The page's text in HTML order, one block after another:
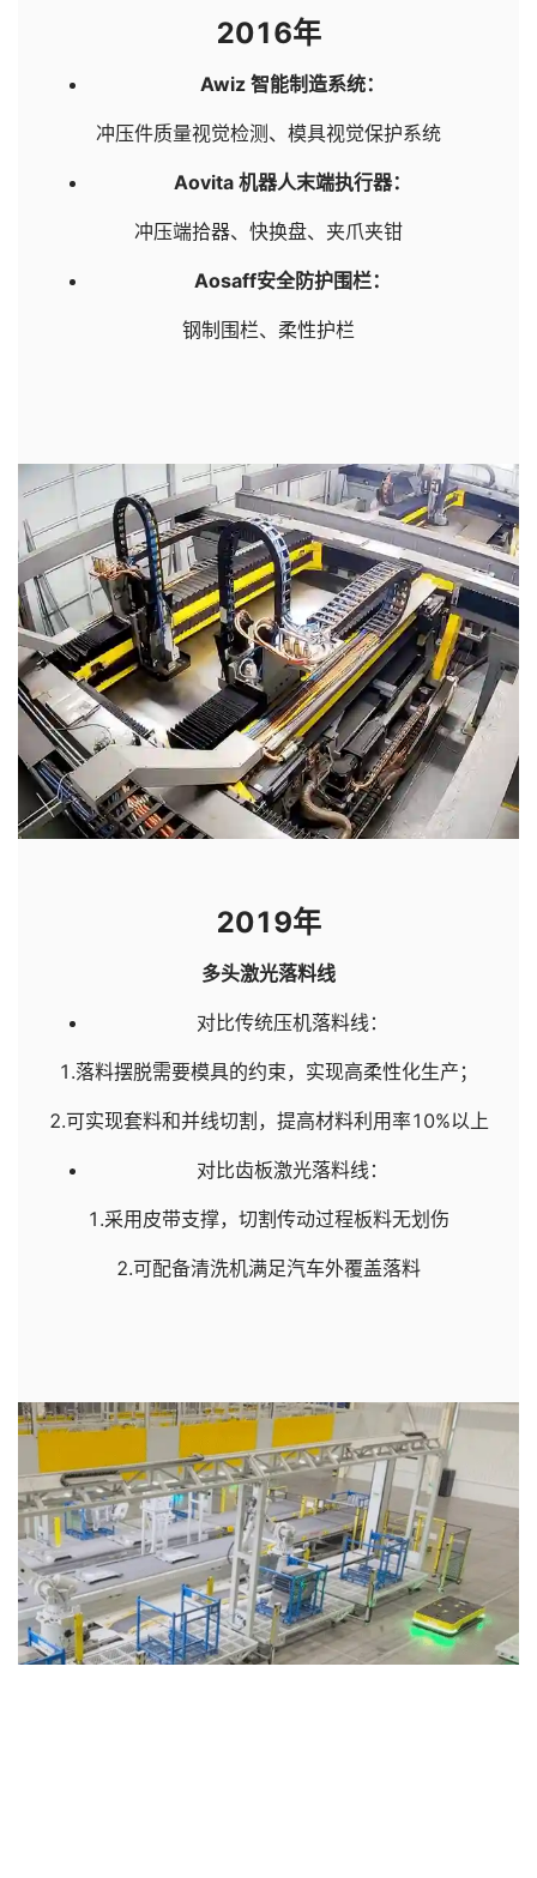
2016年
Awiz 智能制造系统：
冲压件质量视觉检测、模具视觉保护系统
Aovita 机器人末端执行器：
冲压端拾器、快换盘、夹爪夹钳
Aosaff安全防护围栏：
钢制围栏、柔性护栏
2019年
多头激光落料线
对比传统压机落料线：
1.落料摆脱需要模具的约束，实现高柔性化生产；
2.可实现套料和并线切割，提高材料利用率10%以上
对比齿板激光落料线：
1.采用皮带支撑，切割传动过程板料无划伤
2.可配备清洗机满足汽车外覆盖落料